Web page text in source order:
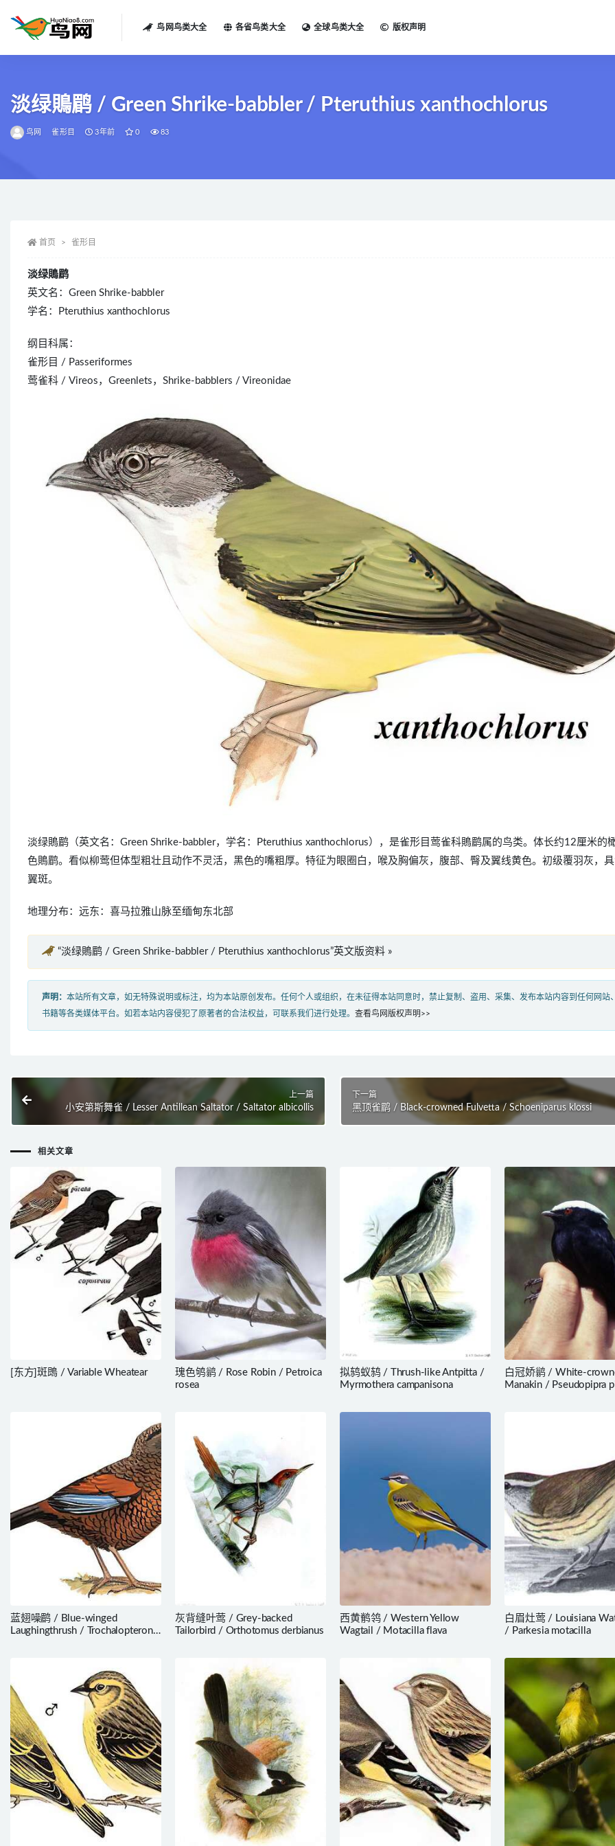
鸟网鸟类大全 各省鸟类大全 全球鸟类大全 版权声明
淡绿鵙鹛 / Green Shrike-babbler / Pteruthius xanthochlorus
鸟网 雀形目 3年前 0 83
首页 雀形目
淡绿鵙鹛
英文名：Green Shrike-babbler
学名：Pteruthius xanthochlorus
纲目科属：
雀形目 / Passeriformes
莺雀科 / Vireos，Greenlets，Shrike-babblers / Vireonidae
淡绿鵙鹛（英文名：Green Shrike-babbler，学名：Pteruthius xanthochlorus），是雀形目莺雀科鵙鹛属的鸟类。体长约12厘米的
色鵙鹛。看似柳莺但体型粗壮且动作不灵活，黑色的嘴粗厚。特征为眼圈白，喉及胸偏灰，腹部、臀及翼线黄色。初级覆羽灰，
翼斑。
地理分布：远东：喜马拉雅山脉至缅甸东北部
“淡绿鵙鹛 / Green Shrike-babbler / Pteruthius xanthochlorus”英文版资料 »
声明： 本站所有文章，如无特殊说明或标注，均为本站原创发布。任何个人或组织，在未征得本站同意时，禁止复制、盗用、采集、发布本站内容到任何网站
书籍等各类媒体平台。如若本站内容侵犯了原著者的合法权益，可联系我们进行处理。 查看鸟网版权声明>>
上一篇
小安第斯舞雀 / Lesser Antillean Saltator / Saltator albicollis
下一篇
黑顶雀鹛 / Black-crowned Fulvetta / Schoeniparus klossi
相关文章
[东方]斑鵖 / Variable Wheatear
瑰色鸲鹟 / Rose Robin / Petroica
rosea
拟鸫蚁鸫 / Thrush-like Antpitta /
Myrmothera campanisona
白冠娇鹟 / White-
Manakin / Pseudopipra
蓝翅噪鹛 / Blue-winged
Laughingthrush / Trochalopteron
灰背缝叶莺 / Grey-backed
Tailorbird / Orthotomus derbianus
西黄鹡鸰 / Western Yellow
Wagtail / Motacilla flava
白眉灶莺 / Louisiana
/ Parkesia motacilla